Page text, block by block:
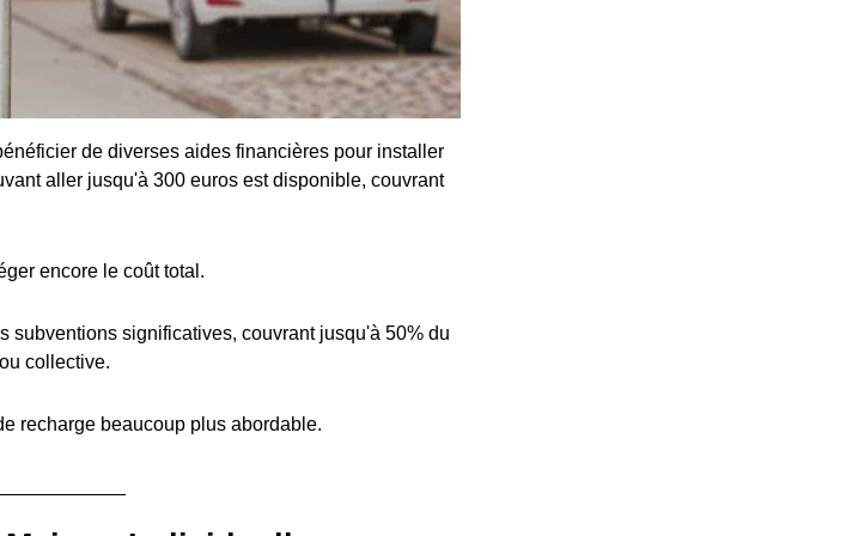
de diverses aides financières pour installer
aller jusqu'à 300 euros est disponible, couvrant
encore le coût total.
subventions significatives, couvrant jusqu'à 50% du
collective.
recharge beaucoup plus abordable.